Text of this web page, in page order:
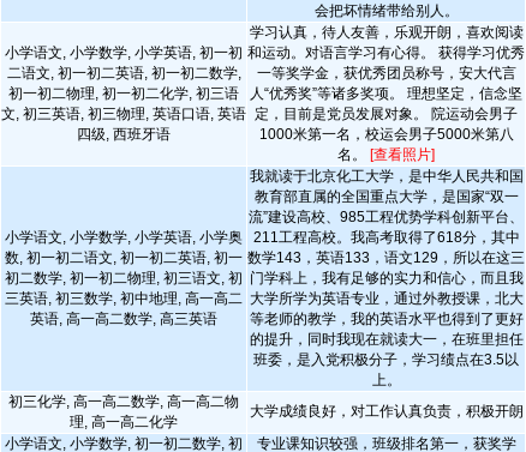
会把坏情绪带给别人。
小学语文, 小学数学, 小学英语, 初一初
二语文, 初一初二英语, 初一初二数学,
初一初二物理, 初一初二化学, 初三语
文, 初三英语, 初三物理, 英语口语, 英语
四级, 西班牙语
学习认真，待人友善，乐观开朗，喜欢阅读
和运动。对语言学习有心得。 获得学习优秀
一等奖学金，获优秀团员称号，安大代言
人“优秀奖”等诸多奖项。 理想坚定，信念坚
定，目前是党员发展对象。 院运动会男子
1000米第一名，校运会男子5000米第八
名。 [查看照片]
小学语文, 小学数学, 小学英语, 小学奥
数, 初一初二语文, 初一初二英语, 初一
初二数学, 初一初二物理, 初三语文, 初
三英语, 初三数学, 初中地理, 高一高二
英语, 高一高二数学, 高三英语
我就读于北京化工大学，是中华人民共和国
教育部直属的全国重点大学，是国家“双一
流”建设高校、985工程优势学科创新平台、
211工程高校。我高考取得了618分，其中
数学143，英语133，语文129，所以在这三
门学科上，我有足够的实力和信心，而且我
大学所学为英语专业，通过外教授课，北大
等老师的教学，我的英语水平也得到了更好
的提升，同时我现在就读大一，在班里担任
班委，是入党积极分子，学习绩点在3.5以
上。
初三化学, 高一高二数学, 高一高二物
理, 高一高二化学
大学成绩良好，对工作认真负责，积极开朗
小学语文, 小学数学, 初一初二数学, 初 专业课知识较强，班级排名第一，获奖学